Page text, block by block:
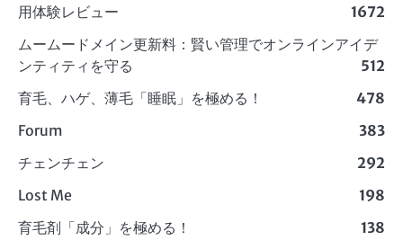
用体験レビュー
1672
ムームードメイン更新料：賢い管理でオンラインアイデ
ンティティを守る
512
育毛、ハゲ、薄毛「睡眠」を極める！
478
Forum
383
チェンチェン
292
Lost Me
198
育毛剤「成分」を極める！
138